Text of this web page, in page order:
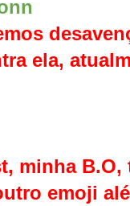
ela,
minha B.O,
emoji